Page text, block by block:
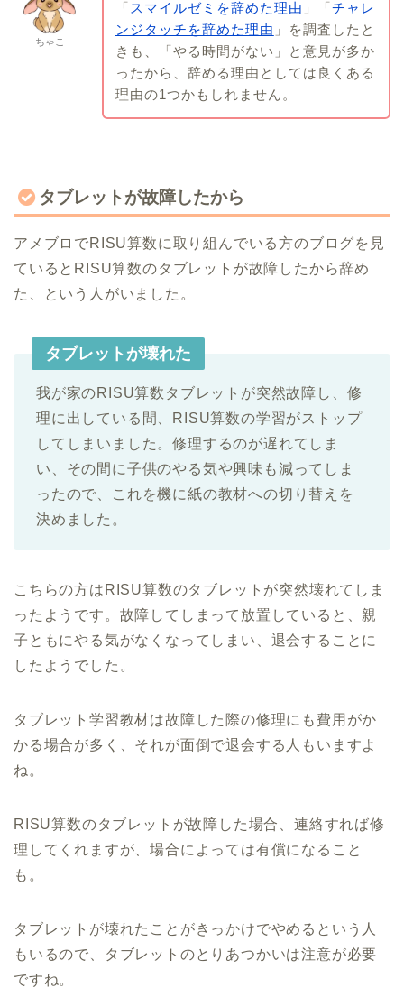
ちゃこ
「 スマイルゼミを辞めた理由 」「 チャレ
ンジタッチを辞めた理由 」を調査したと
きも、「やる時間がない」と意見が多か
ったから、辞める理由としては良くある
理由の1つかもしれません。
タブレットが故障したから
アメブロでRISU算数に取り組んでいる方のブログを見
ているとRISU算数のタブレットが故障したから辞め
た、という人がいました。
タブレットが壊れた
我が家のRISU算数タブレットが突然故障し、修
理に出している間、RISU算数の学習がストップ
してしまいました。修理するのが遅れてしま
い、その間に子供のやる気や興味も減ってしま
ったので、これを機に紙の教材への切り替えを
決めました。
こちらの方はRISU算数のタブレットが突然壊れてしま
ったようです。故障してしまって放置していると、親
子ともにやる気がなくなってしまい、退会することに
したようでした。
タブレット学習教材は故障した際の修理にも費用がか
かる場合が多く、それが面倒で退会する人もいますよ
ね。
RISU算数のタブレットが故障した場合、連絡すれば修
理してくれますが、場合によっては有償になること
も。
タブレットが壊れたことがきっかけでやめるという人
もいるので、タブレットのとりあつかいは注意が必要
ですね。